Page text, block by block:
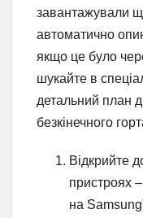
завантажували
автоматично
якщо це було
шукайте в
детальний план
безкінечного
Відкрийте
пристроях
на